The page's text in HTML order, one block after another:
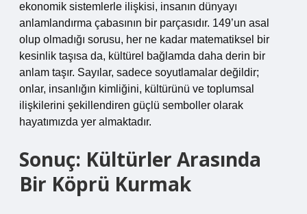
ekonomik sistemlerle ilişkisi, insanın dünyayı
anlamlandırma çabasının bir parçasıdır. 149’un asal
olup olmadığı sorusu, her ne kadar matematiksel bir
kesinlik taşısa da, kültürel bağlamda daha derin bir
anlam taşır. Sayılar, sadece soyutlamalar değildir;
onlar, insanlığın kimliğini, kültürünü ve toplumsal
ilişkilerini şekillendiren güçlü semboller olarak
hayatımızda yer almaktadır.
Sonuç: Kültürler Arasında
Bir Köprü Kurmak